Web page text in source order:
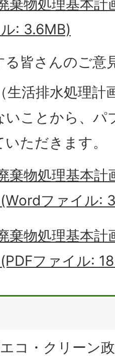
棄物処理基本計
: 3.6MB)
る皆さんのご意
生活排水処理計
いことから、パ
ただきます。
棄物処理基本
ファイル:
棄物処理基本
ファイル:
コ・クリーン